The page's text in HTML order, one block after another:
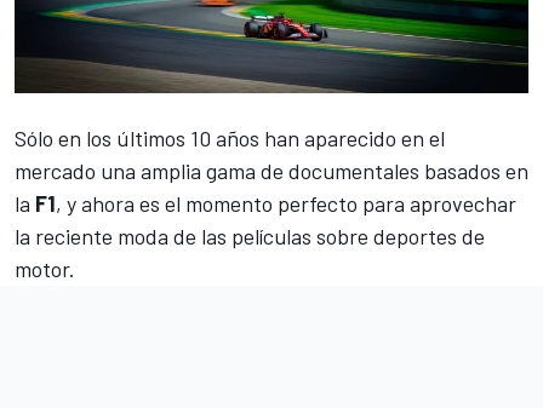
Sólo en los últimos 10 años han aparecido en el
mercado una amplia gama de documentales basados en
la F1, y ahora es el momento perfecto para aprovechar
la reciente moda de las películas sobre deportes de
motor.